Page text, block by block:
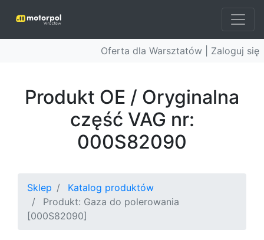
Oferta dla Warsztatów | Zaloguj się
Produkt OE / Oryginalna
część VAG nr:
000S82090
Sklep
Katalog produktów
Produkt: Gaza do polerowania
[000S82090]